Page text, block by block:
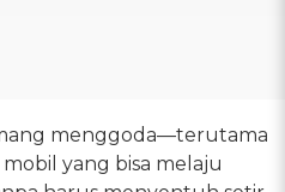
menggoda—terutama
yang bisa melaju